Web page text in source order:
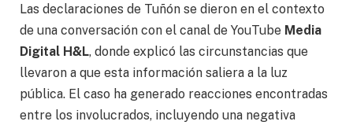
Las declaraciones de Tuñón se dieron en el contexto
de una conversación con el canal de YouTube Media
Digital H&L, donde explicó las circunstancias que
llevaron a que esta información saliera a la luz
pública. El caso ha generado reacciones encontradas
entre los involucrados, incluyendo una negativa